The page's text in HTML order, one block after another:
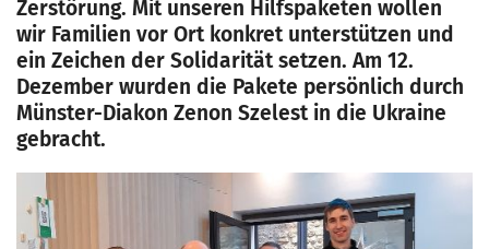
Zerstörung. Mit unseren Hilfspaketen wollen
wir Familien vor Ort konkret unterstützen und
ein Zeichen der Solidarität setzen. Am 12.
Dezember wurden die Pakete persönlich durch
Münster-Diakon Zenon Szelest in die Ukraine
gebracht.